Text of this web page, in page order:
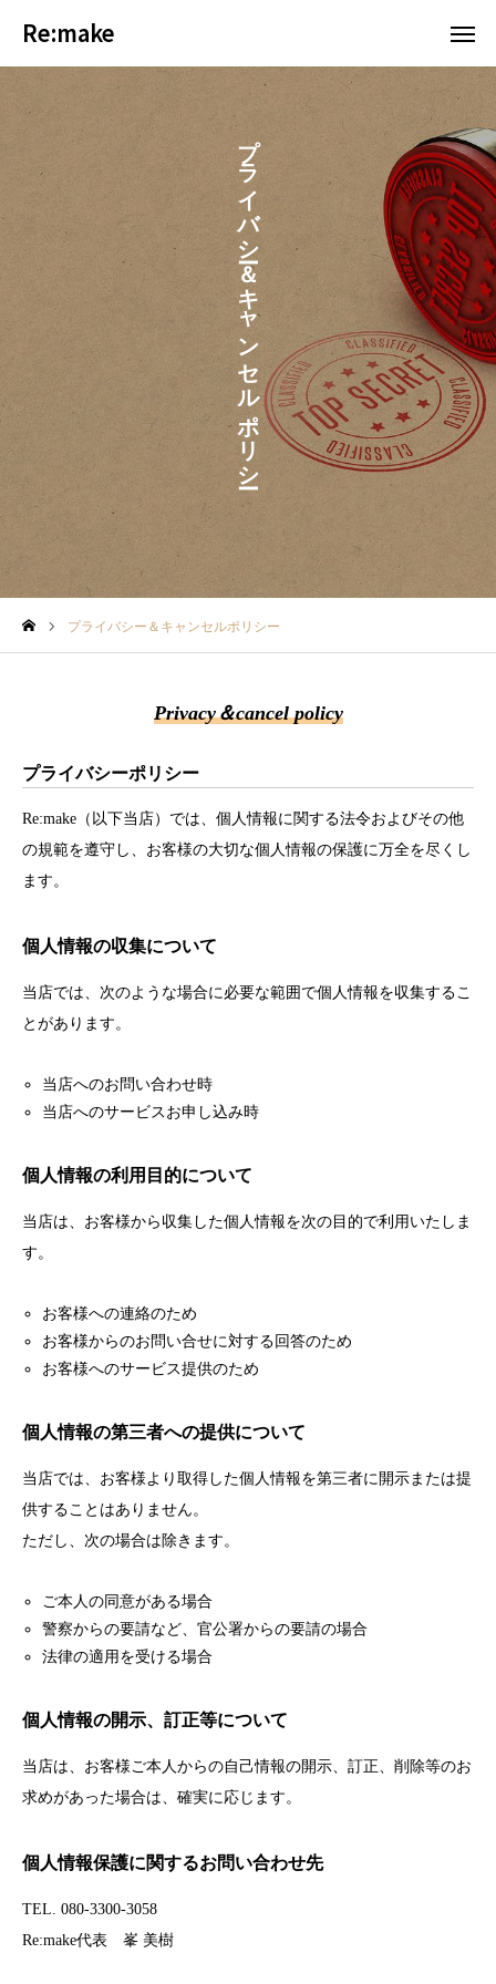
Re:make
プライバシー＆キャンセルポリシー
プライバシー＆キャンセルポリシー
Privacy＆cancel policy
プライバシーポリシー
Re:make（以下当店）では、個人情報に関する法令およびその他
の規範を遵守し、お客様の大切な個人情報の保護に万全を尽くし
ます。
個人情報の収集について
当店では、次のような場合に必要な範囲で個人情報を収集するこ
とがあります。
当店へのお問い合わせ時
当店へのサービスお申し込み時
個人情報の利用目的について
当店は、お客様から収集した個人情報を次の目的で利用いたしま
す。
お客様への連絡のため
お客様からのお問い合せに対する回答のため
お客様へのサービス提供のため
個人情報の第三者への提供について
当店では、お客様より取得した個人情報を第三者に開示または提
供することはありません。
ただし、次の場合は除きます。
ご本人の同意がある場合
警察からの要請など、官公署からの要請の場合
法律の適用を受ける場合
個人情報の開示、訂正等について
当店は、お客様ご本人からの自己情報の開示、訂正、削除等のお
求めがあった場合は、確実に応じます。
個人情報保護に関するお問い合わせ先
TEL. 080-3300-3058
Re:make代表 峯 美樹
Re:make
WEB予約はコチラ 【公式】Instagram
Before＆After
「ペア割」 について